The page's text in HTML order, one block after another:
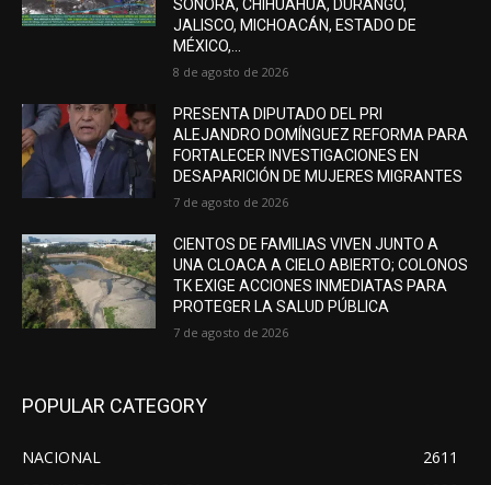
SONORA, CHIHUAHUA, DURANGO,
JALISCO, MICHOACÁN, ESTADO DE
MÉXICO,...
8 de agosto de 2026
PRESENTA DIPUTADO DEL PRI
ALEJANDRO DOMÍNGUEZ REFORMA PARA
FORTALECER INVESTIGACIONES EN
DESAPARICIÓN DE MUJERES MIGRANTES
7 de agosto de 2026
CIENTOS DE FAMILIAS VIVEN JUNTO A
UNA CLOACA A CIELO ABIERTO; COLONOS
TK EXIGE ACCIONES INMEDIATAS PARA
PROTEGER LA SALUD PÚBLICA
7 de agosto de 2026
POPULAR CATEGORY
NACIONAL
2611